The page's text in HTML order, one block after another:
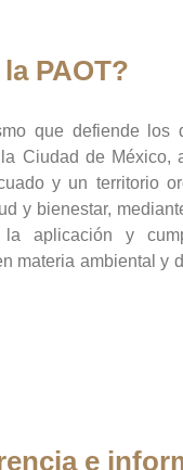
PAOT?
que defiende los
Ciudad de México,
y un territorio
y bienestar,
la aplicación y
materia ambiental y
e